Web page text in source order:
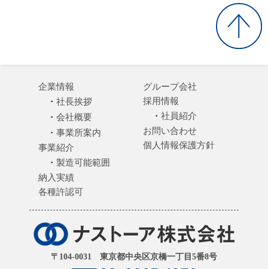
〒104-0031 東京都中央区京橋一丁目5番8号
企業情報
社長挨拶
会社概要
事業所案内
事業紹介
製造可能範囲
納入実績
各種許認可
グループ会社
採用情報
社員紹介
お問い合わせ
個人情報保護方針